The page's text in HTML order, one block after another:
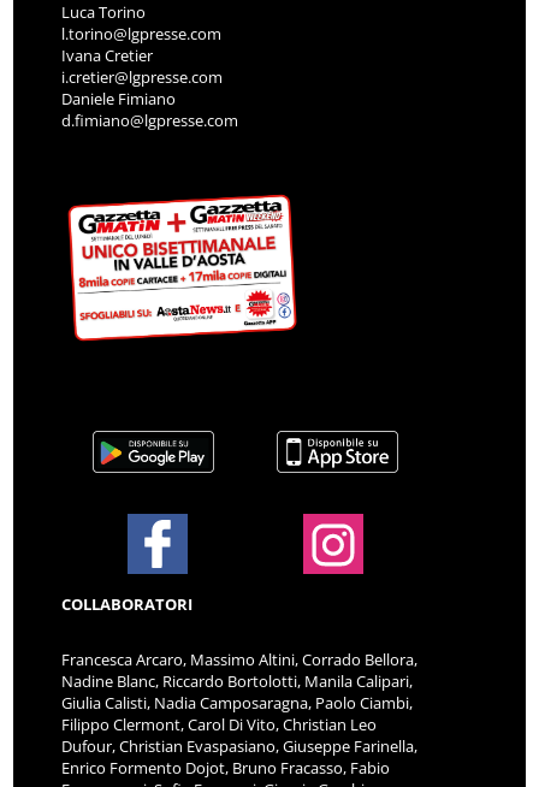
Luca Torino
l.torino@lgpresse.com
Ivana Cretier
i.cretier@lgpresse.com
Daniele Fimiano
d.fimiano@lgpresse.com
COLLABORATORI
Francesca Arcaro, Massimo Altini, Corrado Bellora,
Nadine Blanc, Riccardo Bortolotti, Manila Calipari,
Giulia Calisti, Nadia Camposaragna, Paolo Ciambi,
Filippo Clermont, Carol Di Vito, Christian Leo
Dufour, Christian Evaspasiano, Giuseppe Farinella,
Enrico Formento Dojot, Bruno Fracasso, Fabio